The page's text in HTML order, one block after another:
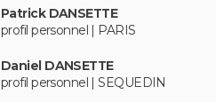
Patrick DANSETTE
profil personnel | PARIS
Daniel DANSETTE
profil personnel | SEQUEDIN